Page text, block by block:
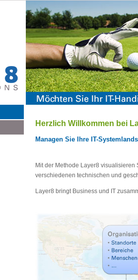
Herzlich Willkommen bei
Managen Sie Ihre IT-
Mit der Methode Layer8
verschiedenen technischen und
Layer8 bringt Business und IT